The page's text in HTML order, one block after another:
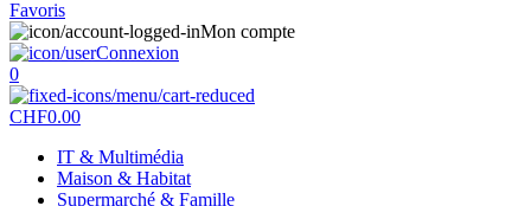
Favoris
Mon compte
Connexion
0
CHF0.00
IT & Multimédia
Maison & Habitat
Supermarché & Famille